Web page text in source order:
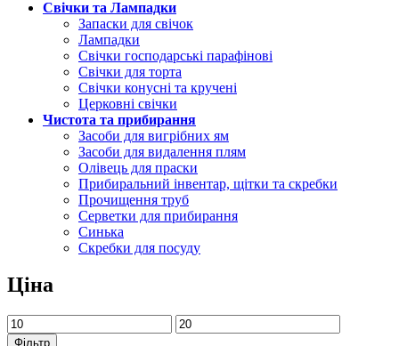
Свічки та Лампадки
Запаски для свічок
Лампадки
Свічки господарські парафінові
Свічки для торта
Свічки конусні та кручені
Церковні свічки
Чистота та прибирання
Засоби для вигрібних ям
Засоби для видалення плям
Олівець для праски
Прибиральний інвентар, щітки та скребки
Прочищення труб
Серветки для прибирання
Синька
Скребки для посуду
Ціна
Мінімальна
ціна
Найбільша
ціна
Фільтр